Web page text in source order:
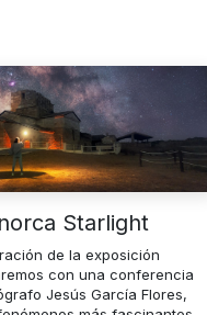
Starlight
de la exposición
con una conferencia
Jesús García Flores,